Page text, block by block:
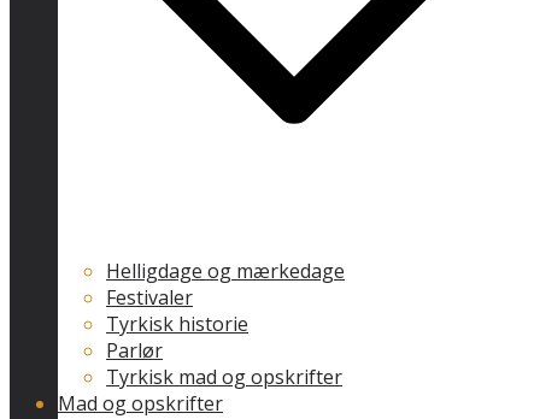
Helligdage og mærkedage
Festivaler
Tyrkisk historie
Parlør
Tyrkisk mad og opskrifter
Mad og opskrifter